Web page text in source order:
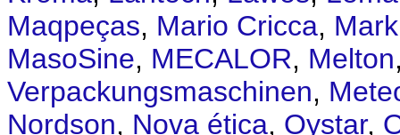
Maqpeças, Mario Cricca,
MasoSine, MECALOR, Melton
Verpackungsmaschinen,
Nordson, Nova ética, O​ystar,